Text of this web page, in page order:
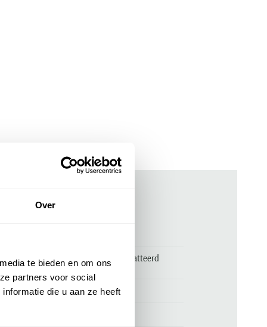
Over
te bieden en om ons
partners voor social
die u aan ze heeft
Save The Duck bodywarmer gewatteerd
ijsblauw
Save the Duck